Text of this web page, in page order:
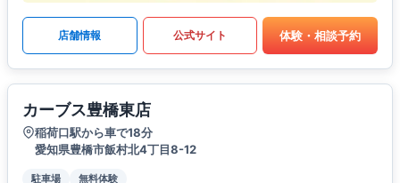
店舗情報 公式サイト 体験・相談予約
カーブス豊橋東店
稲荷口駅から車で18分
愛知県豊橋市飯村北4丁目8-12
駐車場 無料体験